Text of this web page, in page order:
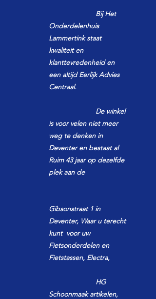
Bij Het
Onderdelenhuis
Lammertink staat
kwaliteit en
klanttevredenheid en
een altijd Eerlijk Advies
Centraal.
De winkel
is voor velen niet meer
weg te denken in
Deventer en bestaat al
Ruim 43 jaar op dezelfde
plek aan de
Gibsonstraat 1 in
Deventer, Waar u terecht
kunt voor uw
Fietsonderdelen en
Fietstassen, Electra,
HG
Schoonmaak artikelen,